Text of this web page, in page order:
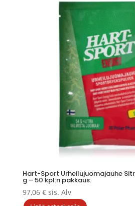
Hart-Sport Urheilujuomajauhe
g – 50 kpl:n pakkaus.
97,06 € sis. Alv